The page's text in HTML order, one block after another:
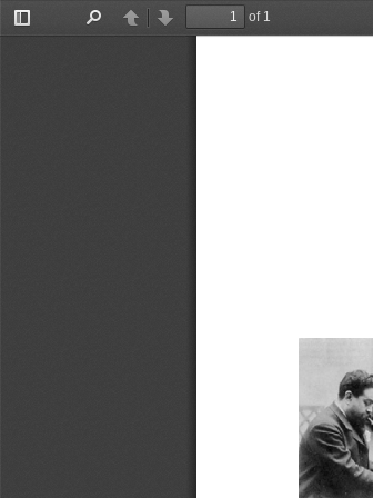
Toggle
PreviousNext
of 1